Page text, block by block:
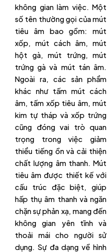
không gian làm việc. Một
số tên thường gọi của mút
tiêu âm bao gồm: mút
xốp, mút cách âm, mút
hột gà, mút trứng, mút
trứng gà và mút tán âm.
Ngoài ra, các sản phẩm
khác như tấm mút cách
âm, tấm xốp tiêu âm, mút
kim tự tháp và xốp trứng
cũng đóng vai trò quan
trọng trong việc giảm
thiểu tiếng ồn và cải thiện
chất lượng âm thanh. Mút
tiêu âm được thiết kế với
cấu trúc đặc biệt, giúp
hấp thụ âm thanh và ngăn
chặn sự phản xạ, mang đến
không gian yên tĩnh và
thoải mái cho người sử
dụng. Sự đa dạng về hình